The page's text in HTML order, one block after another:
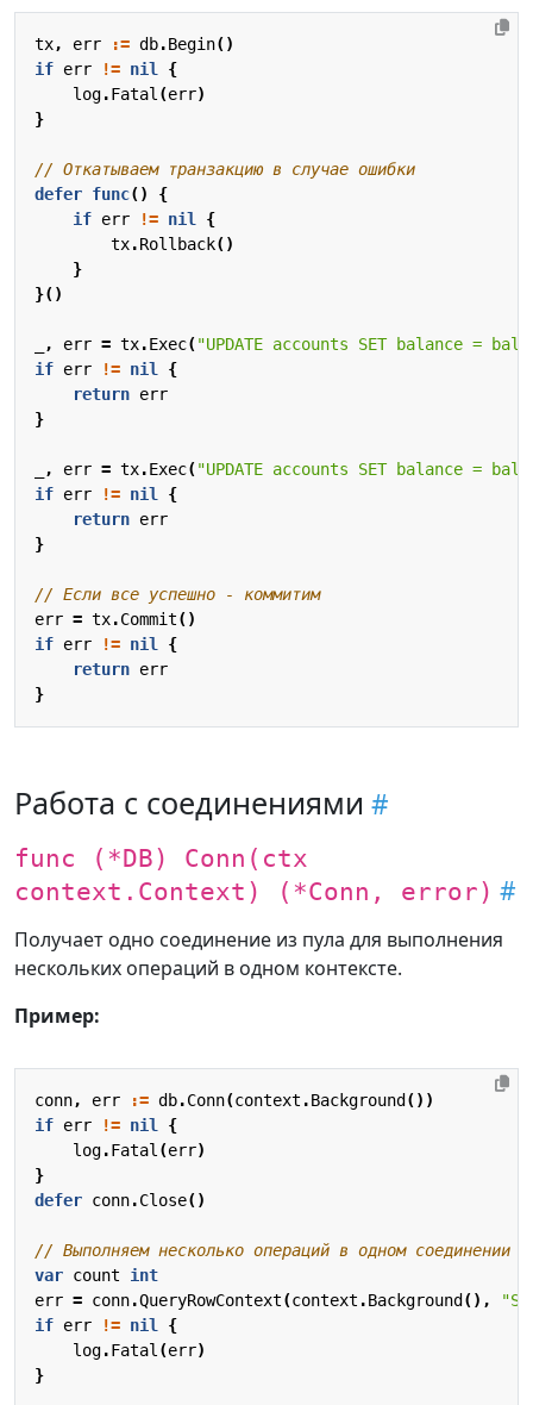
tx, err := db.Begin()
if err != nil
{
log.Fatal (err)
}
// Откатываем транзакцию в случае ошибки
defer func()
{
if err != nil
{
tx.Rollback()
}
}()
, err = tx.Exec("UPDATE accounts SET balance =
if err != nil
{
return err
}
, err = tx.Exec("UPDATE accounts SET balance =
if err != nil
{
return err
}
// Если все успешно - коммитим
err = tx.Commit()
if err != nil
{
return err
}
Работа с соединениями
func (*DB) Conn(ctx
context.Context) (*Conn, error)
Получает одно соединение из пула для выполнения
нескольких операций в одном контексте.
Пример:
conn, err := db.Conn(context .Background ())
if err != nil
{
log.Fatal (err)
}
defer conn.Close()
// Выполняем несколько операций в одном соединении
var count
int
err = conn.QueryRowContext(context .Background (),
if err != nil
{
log.Fatal (err)
}